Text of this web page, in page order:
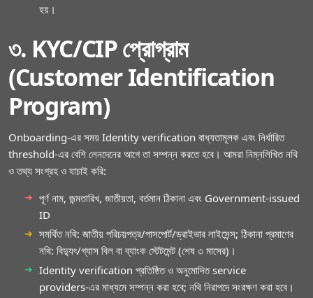
হয়।
৩. KYC/CIP প্রোগ্রাম
(Customer Identification
Program)
Onboarding‑এর সময় Identity verification বাধ্যতামূলক এবং নির্ধারিত
threshold‑এর বেশি লেনদেনের আগে তা সম্পন্ন করতে হবে। আমরা নিম্নলিখিত নথি
ও তথ্য সংগ্রহ ও যাচাই করি:
পূর্ণ নাম, জন্মতারিখ, জাতীয়তা, বর্তমান ঠিকানা এবং Government-issued
ID
সমর্থিত নথি: জাতীয় পরিচয়পত্র/পাসপোর্ট/ড্রাইভার লাইসেন্স; ঠিকানা প্রমাণের
নথি: বিদ্যুৎ/গ্যাস বিল বা ব্যাংক স্টেটমেন্ট (শেষ ৩ মাসের)।
Identity verification প্রতিষ্ঠিত ও অনুমোদিত service
providers‑এর মাধ্যমে সম্পন্ন করা হবে; নথি নিরাপদে সংরক্ষণ করা হবে।